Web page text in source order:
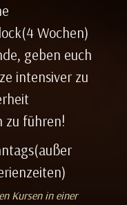
Wochen)
geben euch
intensiver zu
zu führen!
Kursen in einer